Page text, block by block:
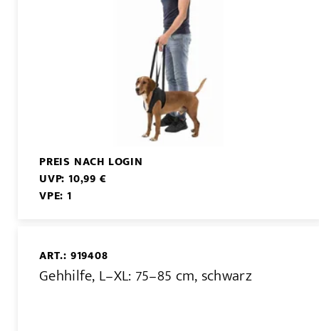
PREIS NACH LOGIN
UVP: 10,99 €
VPE: 1
ART.: 919408
Gehhilfe, L–XL: 75–85 cm, schwarz